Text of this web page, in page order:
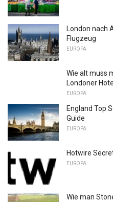
London nach
Flugzeug
EUROPA
Wie alt muss
Londoner
EUROPA
England Top
Guide
EUROPA
Hotwire
EUROPA
Wie man